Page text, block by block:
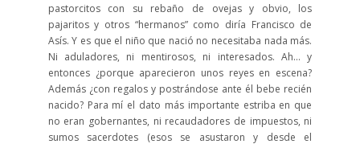
pastorcitos con su rebaño de ovejas y obvio, los
pajaritos y otros “hermanos” como diría Francisco de
Asís. Y es que el niño que nació no necesitaba nada más.
Ni aduladores, ni mentirosos, ni interesados. Ah… y
entonces ¿porque aparecieron unos reyes en escena?
Además ¿con regalos y postrándose ante él bebe recién
nacido? Para mí el dato más importante estriba en que
no eran gobernantes, ni recaudadores de impuestos, ni
sumos sacerdotes (esos se asustaron y desde el